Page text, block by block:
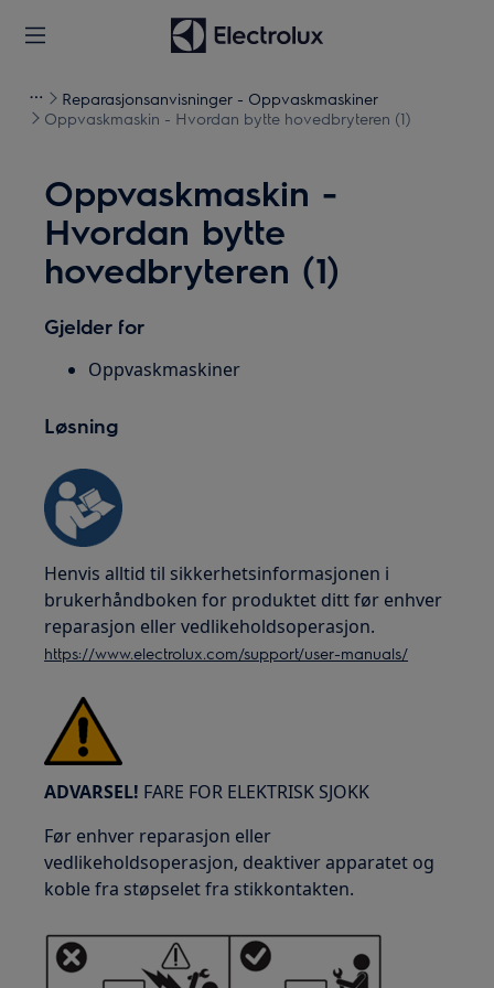
Reparasjonsanvisninger - Oppvaskmaskiner
Oppvaskmaskin - Hvordan bytte hovedbryteren (1)
Oppvaskmaskin -
Hvordan bytte
hovedbryteren (1)
Gjelder for
Oppvaskmaskiner
Løsning
Henvis alltid til sikkerhetsinformasjonen i
brukerhåndboken for produktet ditt før enhver
reparasjon eller vedlikeholdsoperasjon.
https://www.electrolux.com/support/user-manuals/
ADVARSEL! FARE FOR ELEKTRISK SJOKK
Før enhver reparasjon eller
vedlikeholdsoperasjon, deaktiver apparatet og
koble fra støpselet fra stikkontakten.